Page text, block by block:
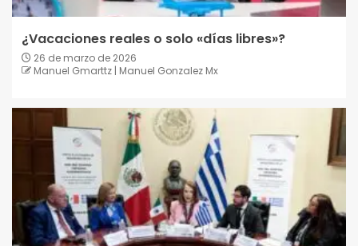
¿Vacaciones reales o solo «días libres»?
26 de marzo de 2026
Manuel Gmarttz | Manuel Gonzalez Mx